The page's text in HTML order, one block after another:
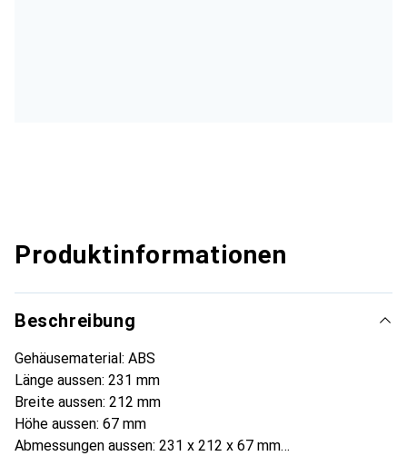
Produktinformationen
Beschreibung
Gehäusematerial: ABS
Länge aussen: 231 mm
Breite aussen: 212 mm
Höhe aussen: 67 mm
Abmessungen aussen: 231 x 212 x 67 mm